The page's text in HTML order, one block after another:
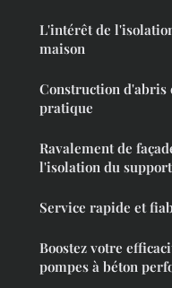
L'intérêt de
maison
Construction d'abris
pratique
Ravalement de
l'isolation du support
Service rapide et
Boostez votre
pompes à béton